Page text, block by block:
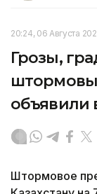
20:24, 06 Августа
Грозы,
объявили
Штормовое